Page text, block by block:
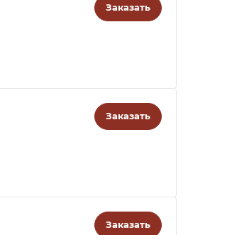
Заказать
Заказать
Заказать